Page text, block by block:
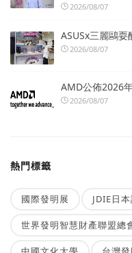
2026/08/07
ASUSx三麗鷗耍
2026/08/07
AMD公佈2026
2026/08/07
熱門標籤
國際發明展 JDIE日
世界發明智慧財產聯盟總